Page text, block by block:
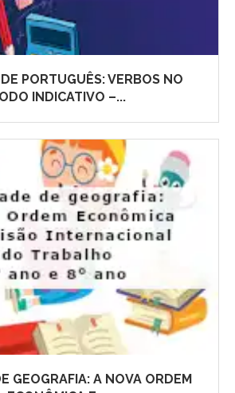
PORTUGUÊS: VERBOS NO
INDICATIVO –...
GEOGRAFIA: A NOVA ORDEM